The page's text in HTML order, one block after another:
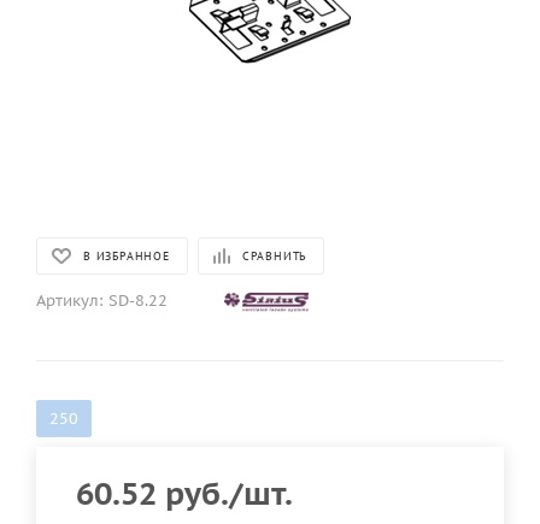
В ИЗБРАННОЕ СРАВНИТЬ
Артикул: SD-8.22
250
60.52 руб./шт.